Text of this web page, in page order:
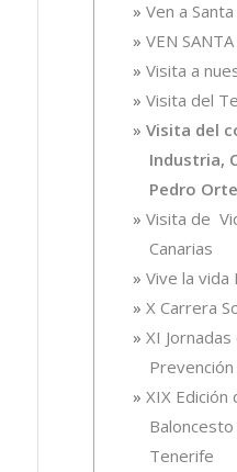
Ven a
VEN
Visita a
Visita del
Visita del
Industria,
Pedro
Visita de
Canarias
Vive la vida
X Carrera
XI Jornadas
XIX
Baloncesto
Tenerife